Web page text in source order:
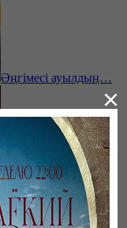
Әңгімесі ауылдың…
×